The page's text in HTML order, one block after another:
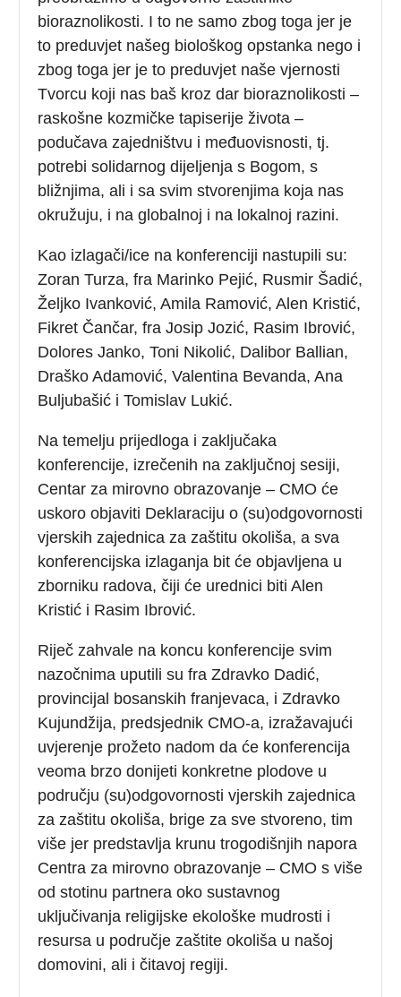
bioraznolikosti. I to ne samo zbog toga jer je
to preduvjet našeg biološkog opstanka nego i
zbog toga jer je to preduvjet naše vjernosti
Tvorcu koji nas baš kroz dar bioraznolikosti –
raskošne kozmičke tapiserije života –
podučava zajedništvu i međuovisnosti, tj.
potrebi solidarnog dijeljenja s Bogom, s
bližnjima, ali i sa svim stvorenjima koja nas
okružuju, i na globalnoj i na lokalnoj razini.
Kao izlagači/ice na konferenciji nastupili su:
Zoran Turza, fra Marinko Pejić, Rusmir Šadić,
Željko Ivanković, Amila Ramović, Alen Kristić,
Fikret Čančar, fra Josip Jozić, Rasim Ibrović,
Dolores Janko, Toni Nikolić, Dalibor Ballian,
Draško Adamović, Valentina Bevanda, Ana
Buljubašić i Tomislav Lukić.
Na temelju prijedloga i zaključaka
konferencije, izrečenih na zaključnoj sesiji,
Centar za mirovno obrazovanje – CMO će
uskoro objaviti Deklaraciju o (su)odgovornosti
vjerskih zajednica za zaštitu okoliša, a sva
konferencijska izlaganja bit će objavljena u
zborniku radova, čiji će urednici biti Alen
Kristić i Rasim Ibrović.
Riječ zahvale na koncu konferencije svim
nazočnima uputili su fra Zdravko Dadić,
provincijal bosanskih franjevaca, i Zdravko
Kujundžija, predsjednik CMO-a, izražavajući
uvjerenje prožeto nadom da će konferencija
veoma brzo donijeti konkretne plodove u
području (su)odgovornosti vjerskih zajednica
za zaštitu okoliša, brige za sve stvoreno, tim
više jer predstavlja krunu trogodišnjih napora
Centra za mirovno obrazovanje – CMO s više
od stotinu partnera oko sustavnog
uključivanja religijske ekološke mudrosti i
resursa u područje zaštite okoliša u našoj
domovini, ali i čitavoj regiji.